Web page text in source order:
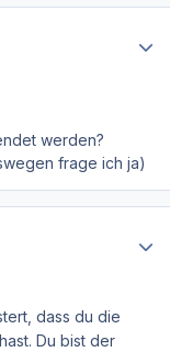
werden?
frage ich ja)
dass du die
Du bist der